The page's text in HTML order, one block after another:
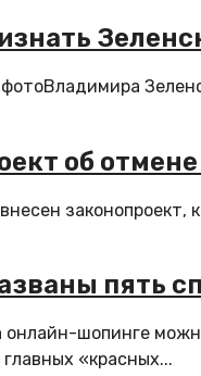
об
пять
шопинге
«красных...